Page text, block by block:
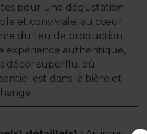
pour une dégustation
et conviviale, au cœur
du lieu de production.
expérience authentique,
décor superflu, où
est dans la bière et